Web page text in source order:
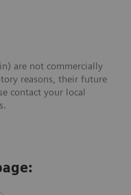
are not commercially
reasons, their future
contact your local